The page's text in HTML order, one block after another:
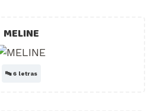
MELINE
🔤6 letras